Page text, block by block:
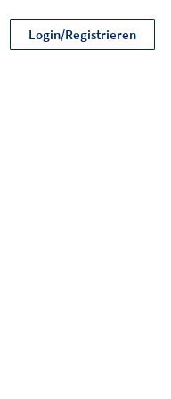
Login/Registrieren